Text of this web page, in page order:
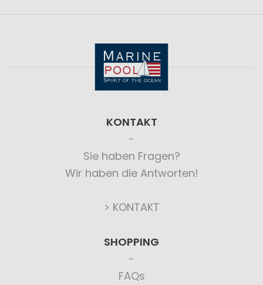
KONTAKT
Sie haben Fragen?
Wir haben die Antworten!
> KONTAKT
SHOPPING
FAQs